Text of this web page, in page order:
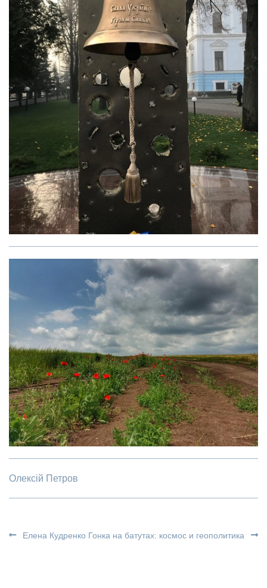
Олексій Петров
Елена Кудренко Гонка на батутах: космос и геополитика